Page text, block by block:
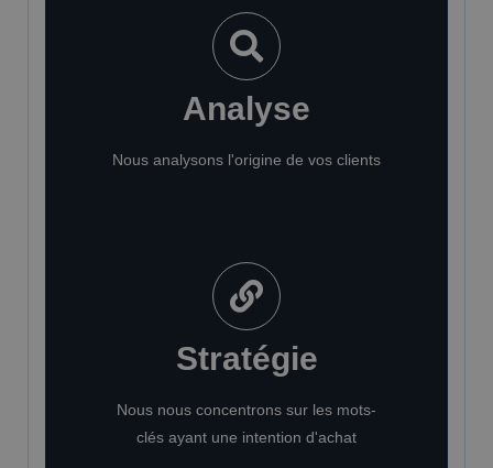
Analyse
Nous analysons l'origine de vos clients
Stratégie
Nous nous concentrons sur les mots-
clés ayant une intention d'achat